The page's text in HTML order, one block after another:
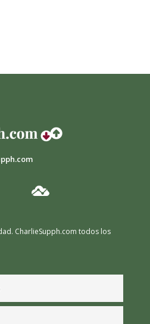
CharlieSupph.com todos los